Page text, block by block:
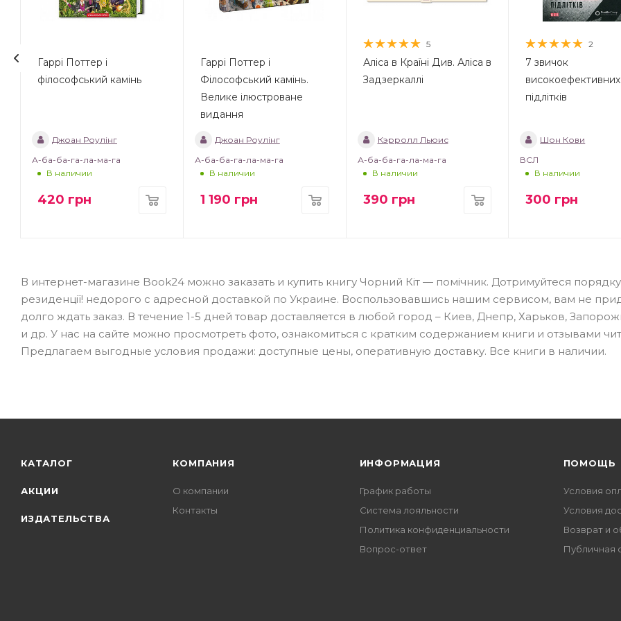
Гаррі Поттер і
філософський камінь
Джоан Роулінг
А-ба-ба-га-ла-ма-га
В наличии
420 грн
Гаррі Поттер і
Філософський камінь.
Велике ілюстроване
видання
Джоан Роулінг
А-ба-ба-га-ла-ма-га
В наличии
1 190 грн
5
Аліса в Країні Див. Аліса в
Задзеркаллі
Кэрролл Льюис
А-ба-ба-га-ла-ма-га
В наличии
390 грн
2
7 звичок
високоефективних
підлітків
Шон Кови
ВСЛ
В наличии
300 грн
В интернет-магазине Book24 можно заказать и купить книгу Чорний Кіт — помічник. Дотримуйтеся
резиденції! недорого с адресной доставкой по Украине. Воспользовавшись нашим сервисом, вам не
долго ждать заказ. В течение 1-5 дней товар доставляется в любой город – Киев, Днепр, Харьков,
и др. У нас на сайте можно просмотреть фото, ознакомиться с кратким содержанием книги и отзывами
Предлагаем выгодные условия продажи: доступные цены, оперативную доставку. Все книги в наличии.
КАТАЛОГ
АКЦИИ
ИЗДАТЕЛЬСТВА
КОМПАНИЯ
О компании
Контакты
ИНФОРМАЦИЯ
График работы
Система лояльности
Политика конфиденциальности
Вопрос-ответ
ПОМОЩЬ
Условия
Условия
Возврат и
Публичная